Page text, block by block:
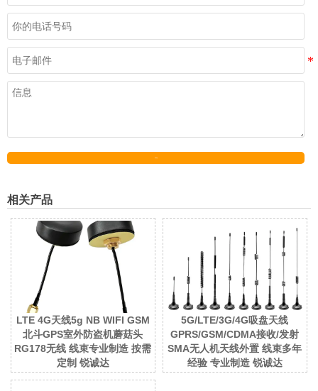
相关产品
LTE 4G天线5g NB WIFI GSM
北斗GPS室外防盗机蘑菇头
RG178无线 线束专业制造 按需
定制 锐诚达
5G/LTE/3G/4G吸盘天线
GPRS/GSM/CDMA接收/发射
SMA无人机天线外置 线束多年
经验 专业制造 锐诚达